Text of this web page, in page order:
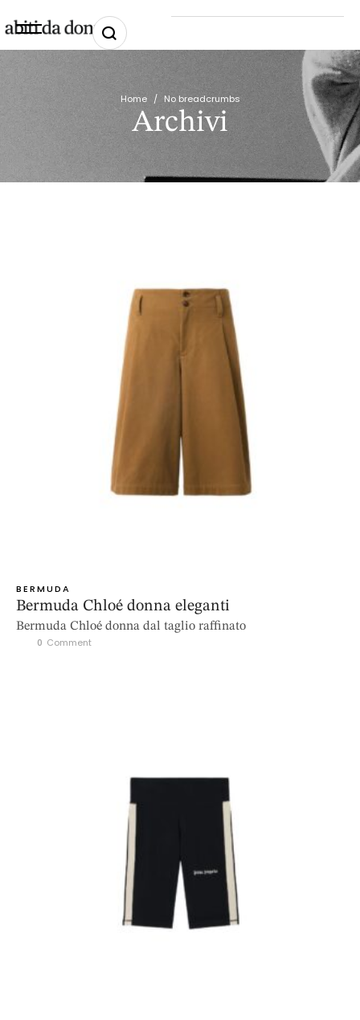
Home / No breadcrumbs
Archivi
BERMUDA
Bermuda Chloé donna eleganti
Bermuda Chloé donna dal taglio raffinato
0 Comment